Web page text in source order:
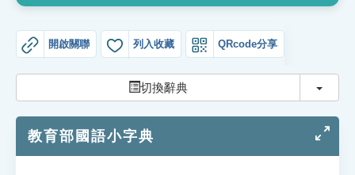
開啟關聯 列入收藏 QRcode分享
切換辭典 切換
教育部國語小字典